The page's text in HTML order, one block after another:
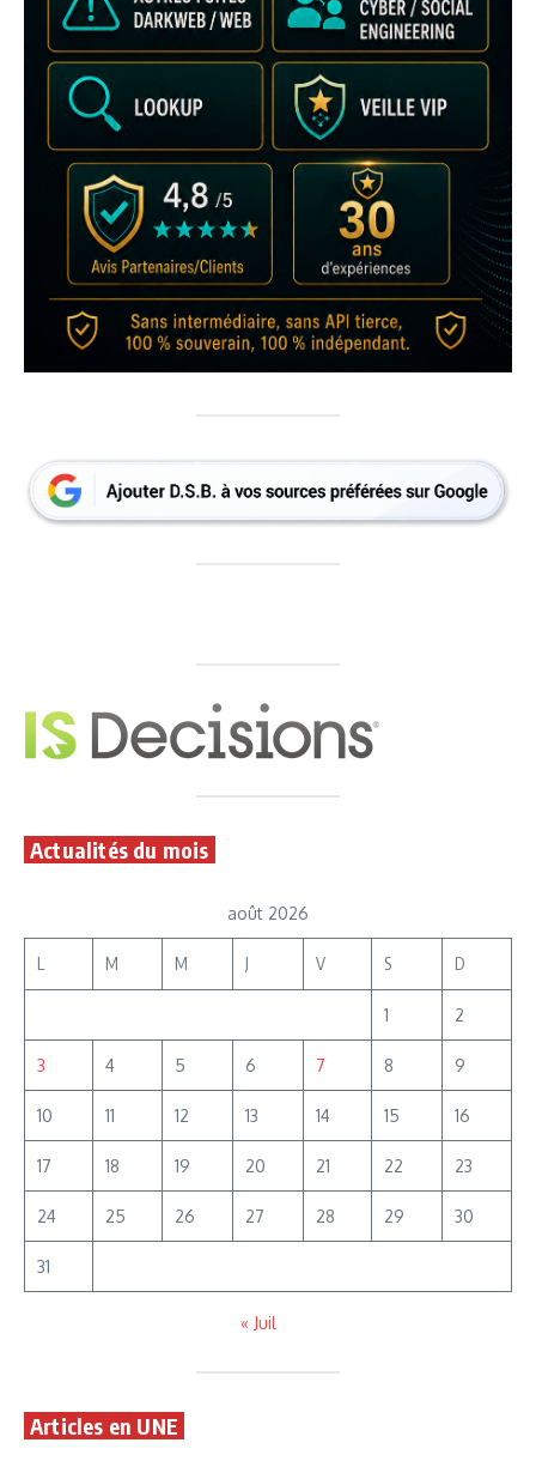
Actualités du mois
août 2026
L M M J V S D
1 2
3 4 5 6 7 8 9
10 11 12 13 14 15 16
17 18 19 20 21 22 23
24 25 26 27 28 29 30
31
« Juil
Articles en UNE